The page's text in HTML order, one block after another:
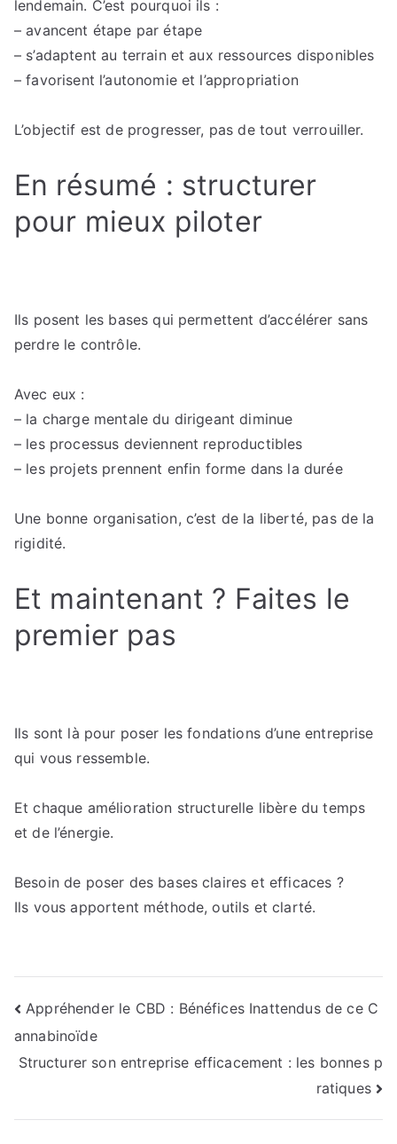
lendemain. C’est pourquoi ils :
– avancent étape par étape
– s’adaptent au terrain et aux ressources disponibles
– favorisent l’autonomie et l’appropriation
L’objectif est de progresser, pas de tout verrouiller.
En résumé : structurer
pour mieux piloter
Ils posent les bases qui permettent d’accélérer sans
perdre le contrôle.
Avec eux :
– la charge mentale du dirigeant diminue
– les processus deviennent reproductibles
– les projets prennent enfin forme dans la durée
Une bonne organisation, c’est de la liberté, pas de la
rigidité.
Et maintenant ? Faites le
premier pas
Ils sont là pour poser les fondations d’une entreprise
qui vous ressemble.
Et chaque amélioration structurelle libère du temps
et de l’énergie.
Besoin de poser des bases claires et efficaces ?
Ils vous apportent méthode, outils et clarté.
Navigation
de
Appréhender le CBD : Bénéfices Inattendus de ce C
annabinoïde
Structurer son entreprise efficacement : les bonnes p
ratiques